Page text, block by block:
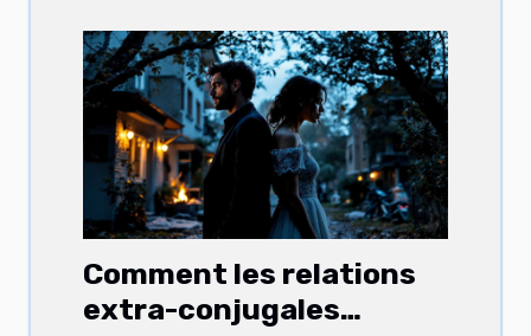
Comment les relations
extra-conjugales